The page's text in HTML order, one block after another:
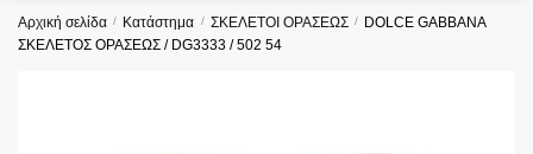
Αρχική σελίδα / Κατάστημα / ΣΚΕΛΕΤΟΙ ΟΡΑΣΕΩΣ /
DOLCE GABBANA
ΣΚΕΛΕΤΟΣ ΟΡΑΣΕΩΣ / DG3333 / 502 54